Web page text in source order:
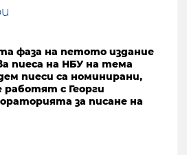
фаза на петото издание
пиеса на НБУ на тема
пиеси са номинирани,
с Георги
за писане на